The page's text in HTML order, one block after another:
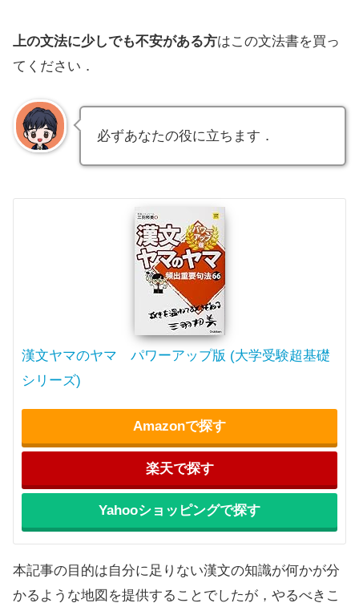
上の文法に少しでも不安がある方はこの文法書を買っ
てください．
必ずあなたの役に立ちます．
漢文ヤマのヤマ パワーアップ版 (大学受験超基礎
シリーズ)
Amazonで探す
楽天で探す
Yahooショッピングで探す
本記事の目的は自分に足りない漢文の知識が何かが分
かるような地図を提供することでしたが，やるべきこ